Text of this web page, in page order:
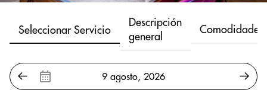
Seleccionar Servicio
Descripción
general
Comodidades